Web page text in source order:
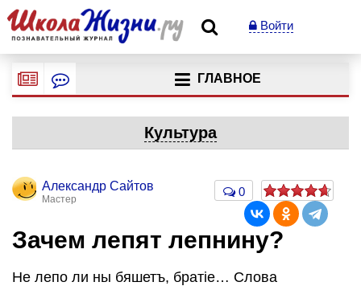
Войти
ГЛАВНОЕ
Культура
Александр Сайтов
Мастер
0
Зачем лепят лепнину?
Не лепо ли ны бяшетъ, братіе… Слова